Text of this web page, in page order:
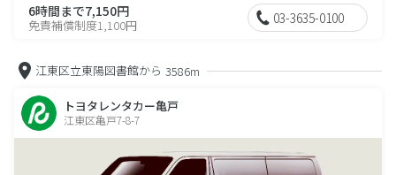
6時間まで7,150円
免責補償制度1,100円 03-3635-0100
江東区立東陽図書館から 3586m
トヨタレンタカー亀戸
江東区亀戸7-8-7